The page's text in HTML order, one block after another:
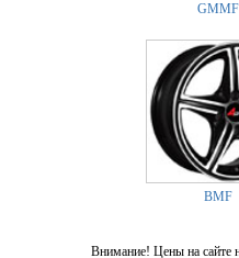
GMMF
BMF
Внимание! Цены на сайте